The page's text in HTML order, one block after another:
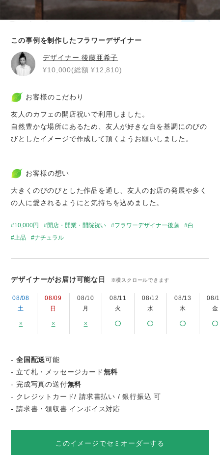
この事例を制作したフラワーデザイナー
デザイナー後藤亜希子
¥10,000(総額 ¥12,810)
お客様のこだわり
友人のカフェの開店祝いで利用しました。
自然豊かな場所にあるため、友人が好きな白を基調にのびの
びとしたイメージで作成して頂くようお願いしました。
お客様の想い
大きくのびのびとした作品を通し、友人のお店の発展や多く
の人に愛されるようにと気持ちを込めました。
10,000円 開店・開業・開院祝い フラワーデザイナー後藤
白
上品
ナチュラル
デザイナーがお届け可能な日 ※横スクロールできます
08/08
土
×
08/09
日
×
08/10
月
×
08/11
火
08/12
水
08/13
木
08/
金
-全国配送可能
- 立て札・メッセージカード無料
- 完成写真の送付無料
- クレジットカード/ 請求書払い / 銀行振込 可
- 請求書・領収書 インボイス対応
このイメージでセミオーダーする